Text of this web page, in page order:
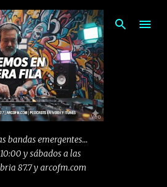
Ir al contenido principal
bandas emergentes...
y sábados a las
87.7 y arcofm.com